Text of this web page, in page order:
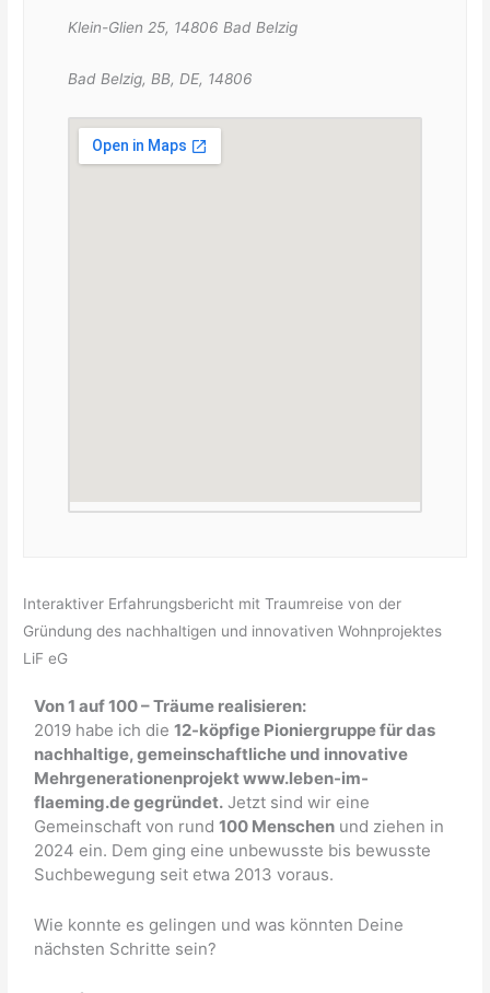
Klein-Glien 25, 14806 Bad Belzig
Bad Belzig, BB, DE, 14806
Interaktiver Erfahrungsbericht mit Traumreise von der
Gründung des nachhaltigen und innovativen Wohnprojektes
LiF eG
Von 1 auf 100 – Träume realisieren:
2019 habe ich die12-köpfige Pioniergruppe für das
nachhaltige, gemeinschaftliche und innovative
Mehrgenerationenprojekt www.leben-im-
flaeming.de gegründet. Jetzt sind wir eine
Gemeinschaft von rund100 Menschen und ziehen in
2024 ein. Dem ging eine unbewusste bis bewusste
Suchbewegung seit etwa 2013 voraus.
Wie konnte es gelingen und was könnten Deine
nächsten Schritte sein?